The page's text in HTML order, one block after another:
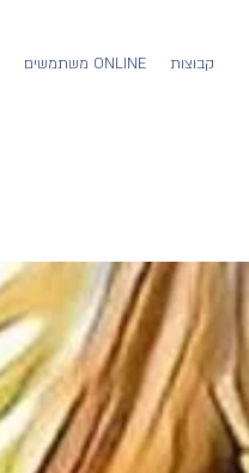
משתמשים ONLINE קבוצות